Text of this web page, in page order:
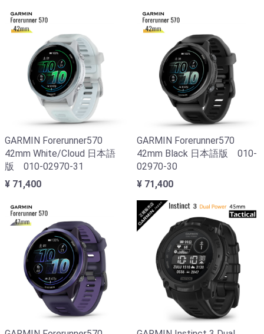
GARMIN Forerunner570
42mm White/Cloud 日本語
版 010-02970-31
¥ 71,400
GARMIN Forerunner570
42mm Black 日本語版 010-
02970-30
¥ 71,400